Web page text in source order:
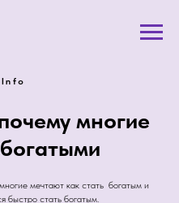
многие
мечтают как стать богатым и
быстро стать богатым.